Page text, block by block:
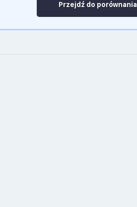
Przejdź do porównania